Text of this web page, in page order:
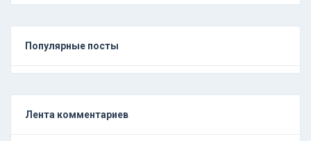
Популярные посты
Лента комментариев